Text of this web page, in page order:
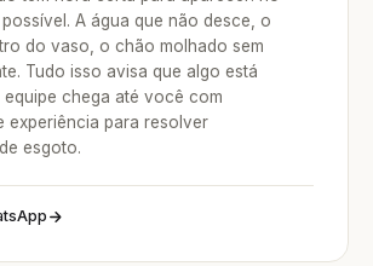
A água que não desce, o
do vaso, o chão molhado sem
Tudo isso avisa que algo está
equipe chega até você com
experiência para resolver
esgoto.